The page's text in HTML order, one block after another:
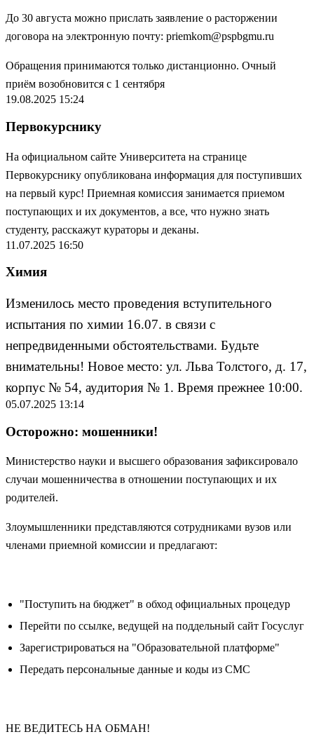
До 30 августа можно прислать заявление о расторжении
договора на электронную почту: priemkom@pspbgmu.ru
Обращения принимаются только дистанционно. Очный
приём возобновится с 1 сентября
19.08.2025 15:24
Первокурснику
На официальном сайте Университета на странице
Первокурснику опубликована информация для поступивших
на первый курс! Приемная комиссия занимается приемом
поступающих и их документов, а все, что нужно знать
студенту, расскажут кураторы и деканы.
11.07.2025 16:50
Химия
Изменилось место проведения вступительного
испытания по химии 16.07. в связи с
непредвиденными обстоятельствами. Будьте
внимательны! Новое место: ул. Льва Толстого, д. 17,
корпус № 54, аудитория № 1. Время прежнее 10:00.
05.07.2025 13:14
Осторожно: мошенники!
Министерство науки и высшего образования зафиксировало
случаи мошенничества в отношении поступающих и их
родителей.
Злоумышленники представляются сотрудниками вузов или
членами приемной комиссии и предлагают:
"Поступить на бюджет" в обход официальных процедур
Перейти по ссылке, ведущей на поддельный сайт Госуслуг
Зарегистрироваться на "Образовательной платформе"
Передать персональные данные и коды из СМС
НЕ ВЕДИТЕСЬ НА ОБМАН!